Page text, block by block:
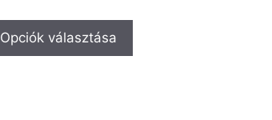
Opciók választása